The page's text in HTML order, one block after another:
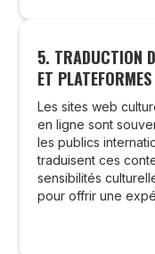
5. TRADUCTION
ET
Les sites web
en ligne sont
les publics
traduisent ces
sensibilités
pour offrir une
NOTRE
GARANTIR